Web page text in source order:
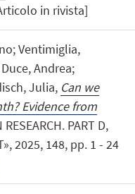
in rivista]
Ventimiglia,
Andrea;
Julia, Can we
Evidence from
PART D,
2025, 148, pp. 1 - 24